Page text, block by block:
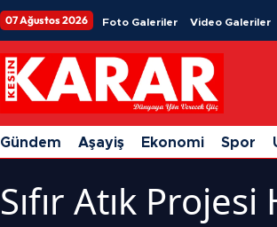
07 Ağustos 2026 Foto Galeriler Video Galeriler
Gündem Aşayiş Ekonomi Spor
Sıfır Atık